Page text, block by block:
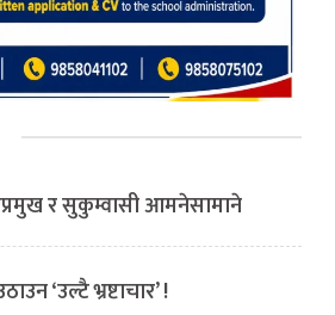
र सुकुम्वासी आमनेसामाने
‘उल्टै भ्रष्टाचार’ !